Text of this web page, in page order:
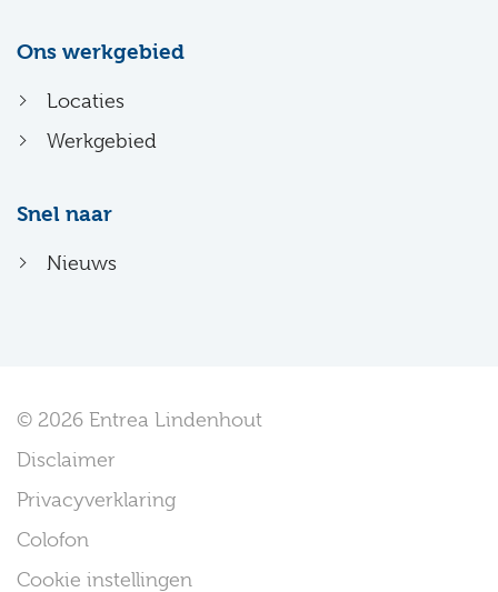
Ons werkgebied
Locaties
Werkgebied
Snel naar
Nieuws
© 2026 Entrea Lindenhout
Disclaimer
Privacyverklaring
Colofon
Cookie instellingen